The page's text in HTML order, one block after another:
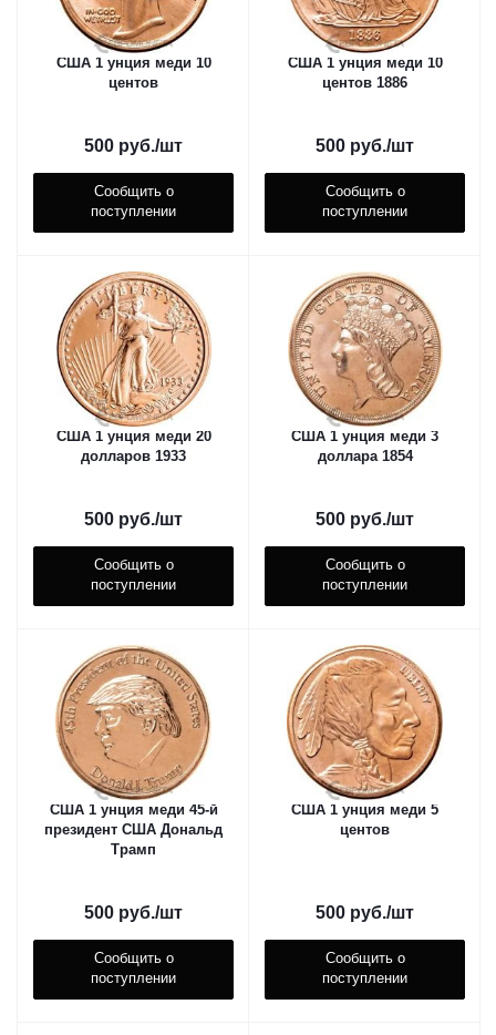
США 1 унция меди 10
центов
500 руб./шт
Сообщить о
поступлении
США 1 унция меди 10
центов 1886
500 руб./шт
Сообщить о
поступлении
США 1 унция меди 20
долларов 1933
500 руб./шт
Сообщить о
поступлении
США 1 унция меди 3
доллара 1854
500 руб./шт
Сообщить о
поступлении
США 1 унция меди 45-й
президент США Дональд
Трамп
500 руб./шт
Сообщить о
поступлении
США 1 унция меди 5
центов
500 руб./шт
Сообщить о
поступлении